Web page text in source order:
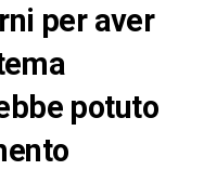
per aver
potuto